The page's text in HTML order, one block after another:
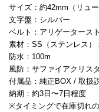
サイズ：約42mm（リュー
文字盤：シルバー
ベルト：アリゲータース
素材：SS（ステンレス）
防水：100m
風防：サファイアクリス
付属品：純正BOX / 取扱
納期：約3日〜7日程度
※タイミングで在庫切れ